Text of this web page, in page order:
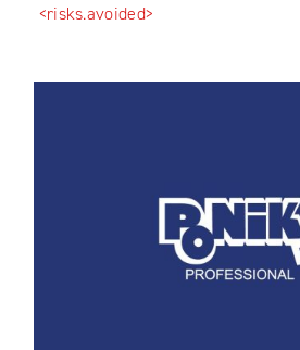
<risks.avoided>